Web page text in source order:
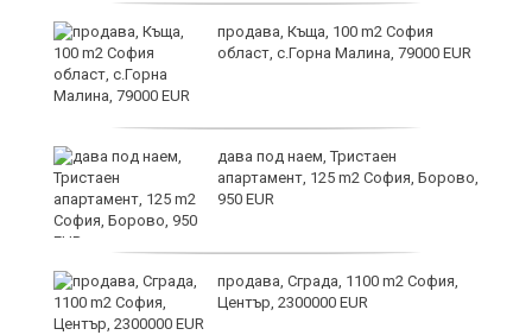
продава, Къща, 100 m2 София
област, с.Горна Малина, 79000 EUR
дава под наем, Тристаен
апартамент, 125 m2 София, Борово,
950 EUR
продава, Сграда, 1100 m2 София,
Център, 2300000 EUR